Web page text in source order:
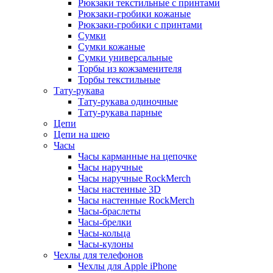
Рюкзаки текстильные с принтами
Рюкзаки-гробики кожаные
Рюкзаки-гробики с принтами
Сумки
Сумки кожаные
Сумки универсальные
Торбы из кожзаменителя
Торбы текстильные
Тату-рукава
Тату-рукава одиночные
Тату-рукава парные
Цепи
Цепи на шею
Часы
Часы карманные на цепочке
Часы наручные
Часы наручные RockMerch
Часы настенные 3D
Часы настенные RockMerch
Часы-браслеты
Часы-брелки
Часы-кольца
Часы-кулоны
Чехлы для телефонов
Чехлы для Apple iPhone